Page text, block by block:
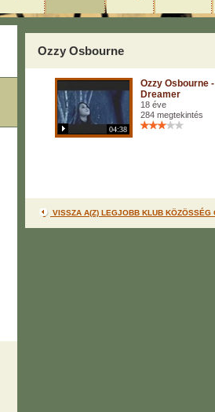
Ozzy Osbourne
04:38
Ozzy Osbourne -
Dreamer
18 éve
284 megtekintés
VISSZA A(Z) LEGJOBB KLUB KÖZÖSSÉG